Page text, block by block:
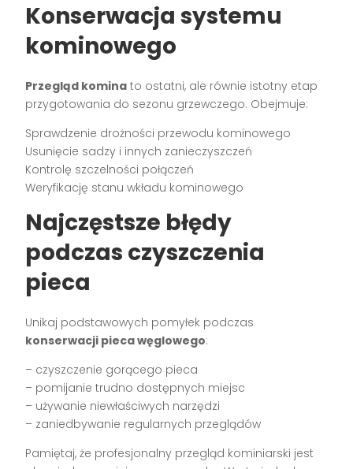
Konserwacja systemu
kominowego
Przegląd komina to ostatni, ale równie istotny etap
przygotowania do sezonu grzewczego. Obejmuje:
Sprawdzenie drożności przewodu kominowego
Usunięcie sadzy i innych zanieczyszczeń
Kontrolę szczelności połączeń
Weryfikację stanu wkładu kominowego
Najczęstsze błędy
podczas czyszczenia
pieca
Unikaj podstawowych pomyłek podczas
konserwacji pieca węglowego:
– czyszczenie gorącego pieca
– pomijanie trudno dostępnych miejsc
– używanie niewłaściwych narzędzi
– zaniedbywanie regularnych przeglądów
Pamiętaj, że profesjonalny przegląd kominiarski jest